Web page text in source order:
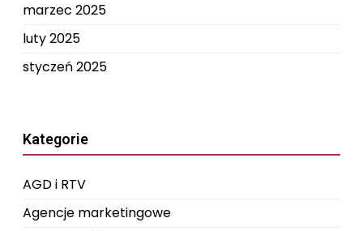
marzec 2025
luty 2025
styczeń 2025
Kategorie
AGD i RTV
Agencje marketingowe